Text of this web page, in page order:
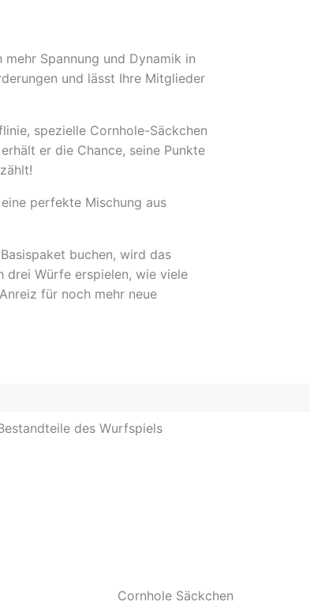
mehr Spannung und Dynamik in
und lässt Ihre Mitglieder
, spezielle Cornhole-Säckchen
er die Chance, seine Punkte
perfekte Mischung aus
Basispaket buchen, wird das
drei Würfe erspielen, wie viele
für noch mehr neue
des Wurfspiels
Cornhole Säckchen